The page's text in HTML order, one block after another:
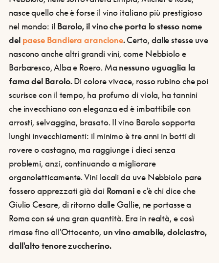
nasce quello che è forse il vino italiano più prestigioso
nel mondo: il Barolo, il vino che porta lo stesso nome
del paese Bandiera arancione.Certo, dalle stesse uve
nascono anche altri grandi vini, come Nebbiolo e
Barbaresco, Alba e Roero. Ma nessuno uguaglia la
fama del Barolo.Di colore vivace, rosso rubino che poi
scurisce con il tempo, ha profumo di viola, ha tannini
che invecchiano con eleganza ed è imbattibile con
arrosti, selvaggina, brasato. Il vino Barolo sopporta
lunghi invecchiamenti: il minimo è tre anni in botti di
rovere o castagno, ma raggiunge i dieci senza
problemi, anzi, continuando a migliorare
organoletticamente. Vini locali da uve Nebbiolo pare
fossero apprezzati già dai Romanie c'è chi dice che
Giulio Cesare, di ritorno dalle Gallie, ne portasse a
Roma con sé una gran quantità. Era in realtà, e così
rimase fino all'Ottocento, un vino amabile, dolciastro,
dall'alto tenore zuccherino.